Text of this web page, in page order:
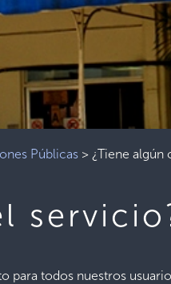
Públicas > ¿Tiene algún
para todos nuestros